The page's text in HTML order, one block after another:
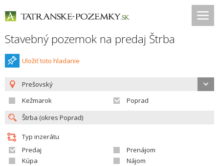
Stavebný pozemok na predaj Štrba
Uložiť toto hladanie
Prešovský
Kežmarok
Poprad
Typ inzerátu
Predaj
Prenájom
Kúpa
Nájom